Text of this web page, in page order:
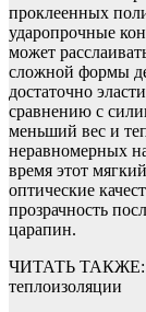
проклеенных
ударопрочные
может
сложной формы
достаточно
сравнению с
меньший вес и
неравномерных
время этот
оптические
прозрачность
царапин.
ЧИТАТЬ ТАКЖЕ:
теплоизоляции